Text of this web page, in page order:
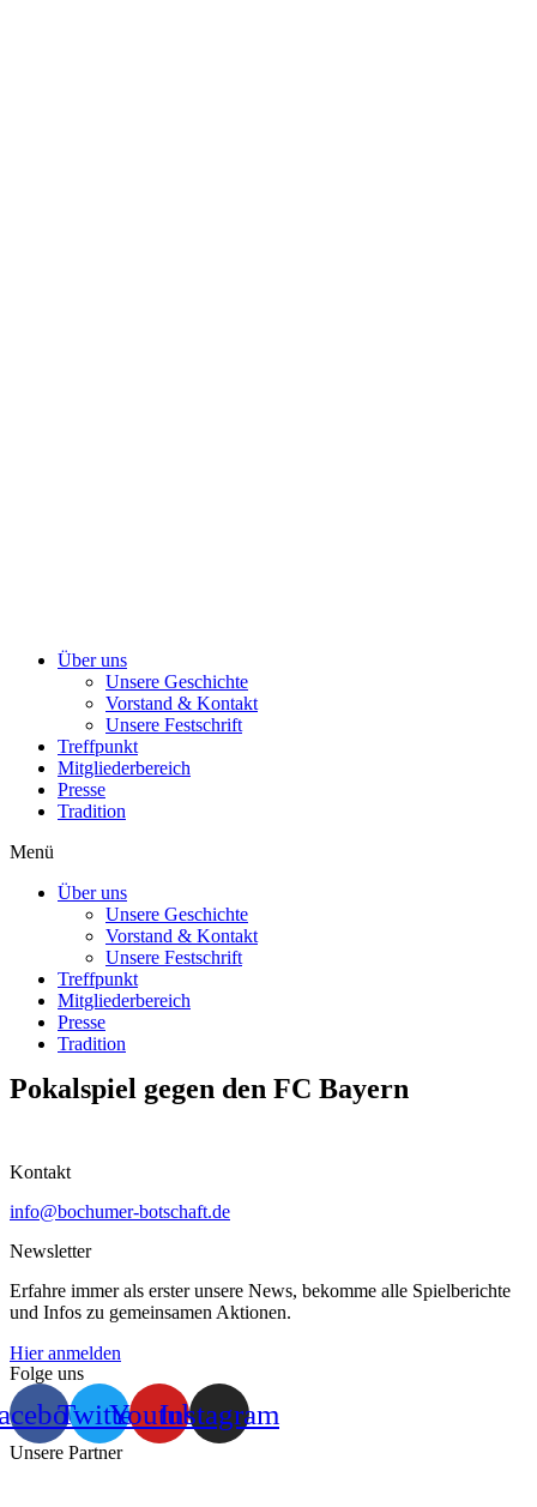
Über uns
Unsere Geschichte
Vorstand & Kontakt
Unsere Festschrift
Treffpunkt
Mitgliederbereich
Presse
Tradition
Menü
Über uns
Unsere Geschichte
Vorstand & Kontakt
Unsere Festschrift
Treffpunkt
Mitgliederbereich
Presse
Tradition
Pokalspiel gegen den FC Bayern
Kontakt
info@bochumer-botschaft.de
Newsletter
Erfahre immer als erster unsere News, bekomme alle Spielberichte
und Infos zu gemeinsamen Aktionen.
Hier anmelden
Folge uns
TwitterYoutubeInstagram
Unsere Partner